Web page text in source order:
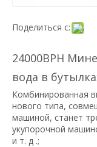
Поделиться с:
24000BPH
вода в
Комбинированная
нового типа,
машиной, станет
укупорочной
и т. д .;